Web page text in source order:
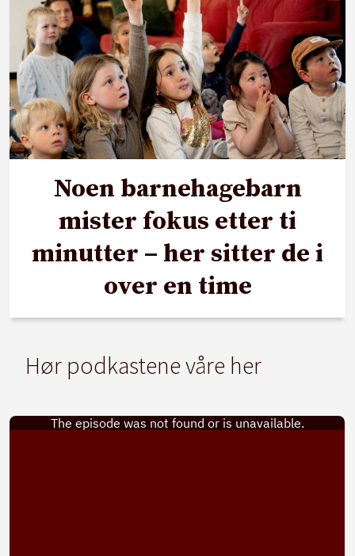
Noen barnehagebarn
mister fokus etter ti
minutter – her sitter de i
over en time
Hør podkastene våre her